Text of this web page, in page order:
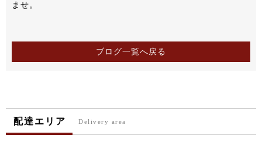
ませ。
ブログ一覧へ戻る
配達エリア Delivery area